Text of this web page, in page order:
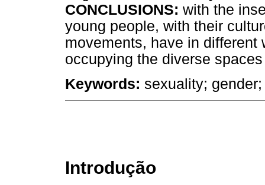
CONCLUSIONS: with the
young people, with their
movements, have in different
occupying the diverse
Keywords: sexuality;
Introdução